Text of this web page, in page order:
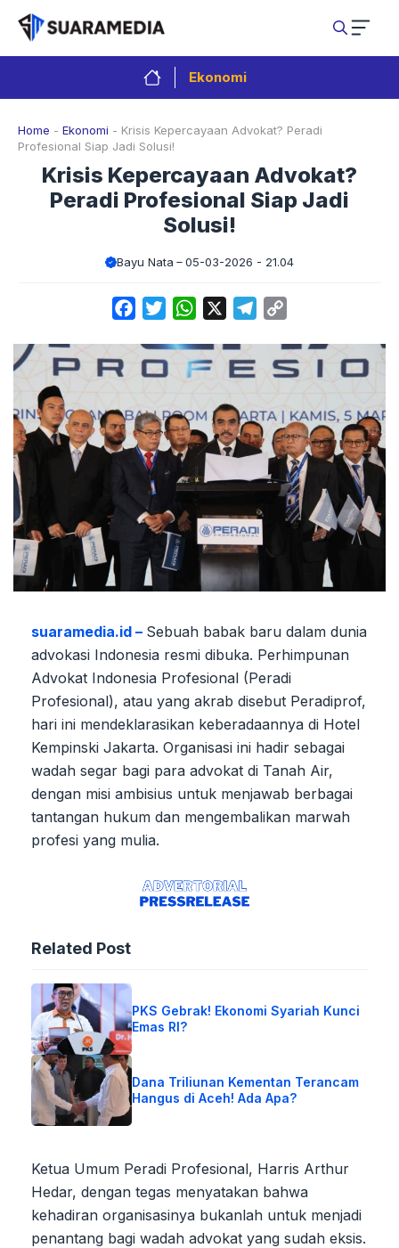
Langsung
isi
Ekonomi
Home - Ekonomi - Krisis Kepercayaan Advokat? Peradi
Profesional Siap Jadi Solusi!
Krisis Kepercayaan Advokat?
Peradi Profesional Siap Jadi
Solusi!
Bayu Nata 05-03-2026 - 21.04
FacebookTwitterWhatsApp Telegram
suaramedia.id – Sebuah babak baru dalam dunia
advokasi Indonesia resmi dibuka. Perhimpunan
Advokat Indonesia Profesional (Peradi
Profesional), atau yang akrab disebut Peradiprof,
hari ini mendeklarasikan keberadaannya di Hotel
Kempinski Jakarta. Organisasi ini hadir sebagai
wadah segar bagi para advokat di Tanah Air,
dengan misi ambisius untuk menjawab berbagai
tantangan hukum dan mengembalikan marwah
profesi yang mulia.
Related Post
PKS Gebrak! Ekonomi Syariah Kunci
Emas RI?
Dana Triliunan Kementan Terancam
Hangus di Aceh! Ada Apa?
Ketua Umum Peradi Profesional, Harris Arthur
Hedar, dengan tegas menyatakan bahwa
kehadiran organisasinya bukanlah untuk menjadi
penantang bagi wadah advokat yang sudah eksis.